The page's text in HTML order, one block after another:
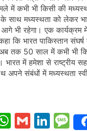
में कभी भी किसी की
के साथ मध्यस्थता को लेकर
भी रहेगा। एक कार्यक्रम
कि भारत पाकिस्तान संघर्ष
तक 50 साल में कभी भी
भारत में हमेशा से राष्ट्रीय
अपने संबंधों में मध्यस्थता
Gmail